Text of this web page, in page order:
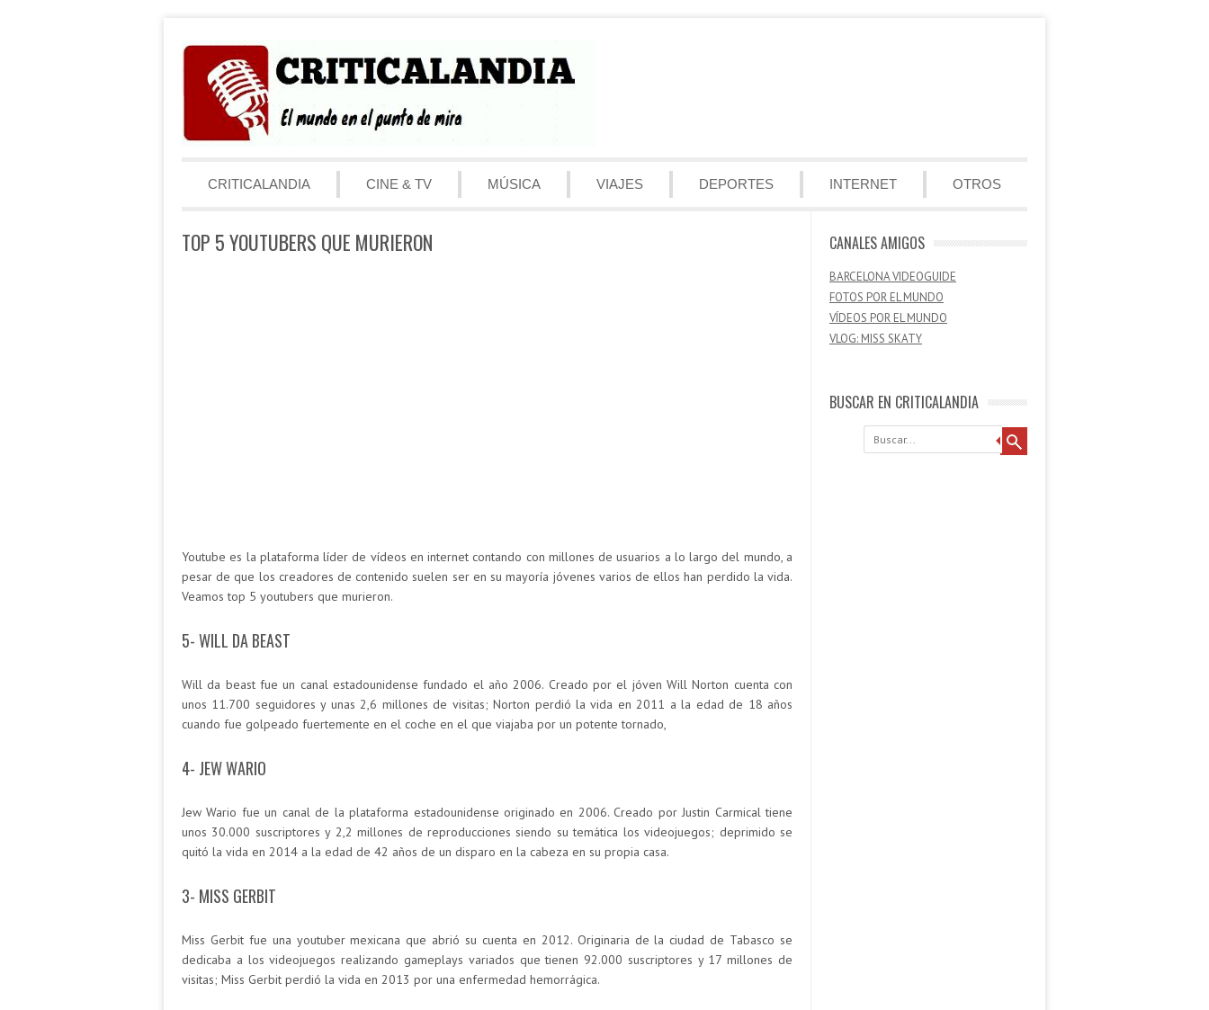
Menú
CRITICALANDIA
CINE & TV MÚSICA VIAJES DEPORTES INTERNET OTROS
TOP 5 YOUTUBERS QUE MURIERON
Youtube es la plataforma líder de vídeos en internet contando con millones de usuarios a lo largo del mundo, a
pesar de que los creadores de contenido suelen ser en su mayoría jóvenes varios de ellos han perdido la vida.
Veamos top 5 youtubers que murieron.
5- WILL DA BEAST
Will da beast fue un canal estadounidense fundado el año 2006. Creado por el jóven Will Norton cuenta con
unos 11.700 seguidores y unas 2,6 millones de visitas; Norton perdió la vida en 2011 a la edad de 18 años
cuando fue golpeado fuertemente en el coche en el que viajaba por un potente tornado,
4- JEW WARIO
Jew Wario fue un canal de la plataforma estadounidense originado en 2006. Creado por Justin Carmical tiene
unos 30.000 suscriptores y 2,2 millones de reproducciones siendo su temática los videojuegos; deprimido se
quitó la vida en 2014 a la edad de 42 años de un disparo en la cabeza en su propia casa.
3- MISS GERBIT
Miss Gerbit fue una youtuber mexicana que abrió su cuenta en 2012. Originaria de la ciudad de Tabasco se
dedicaba a los videojuegos realizando gameplays variados que tienen 92.000 suscriptores y 17 millones de
visitas; Miss Gerbit perdió la vida en 2013 por una enfermedad hemorrágica.
CANALES AMIGOS
BARCELONA VIDEOGUIDE
FOTOS POR EL MUNDO
VÍDEOS POR EL MUNDO
VLOG: MISS SKATY
BUSCAR EN CRITICALANDIA
Buscar